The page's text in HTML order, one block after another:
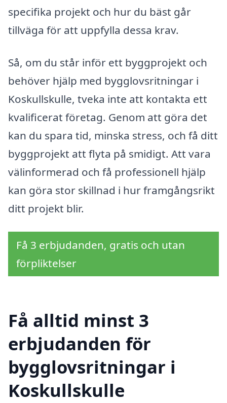
specifika projekt och hur du bäst går
tillväga för att uppfylla dessa krav.
Så, om du står inför ett byggprojekt och
behöver hjälp med bygglovsritningar i
Koskullskulle, tveka inte att kontakta ett
kvalificerat företag. Genom att göra det
kan du spara tid, minska stress, och få ditt
byggprojekt att flyta på smidigt. Att vara
välinformerad och få professionell hjälp
kan göra stor skillnad i hur framgångsrikt
ditt projekt blir.
Få 3 erbjudanden, gratis och utan
förpliktelser
Få alltid minst 3
erbjudanden för
bygglovsritningar i
Koskullskulle